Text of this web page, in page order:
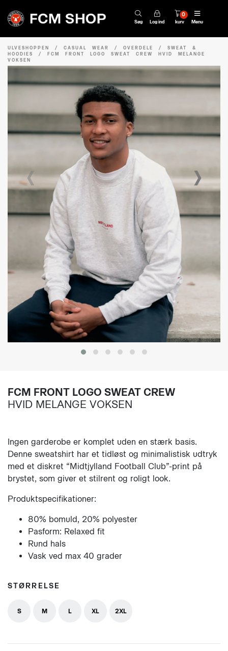
Søg Log ind kurv
0
Menu
ULVESHOPPEN / CASUAL WEAR / OVERDELE / SWEAT &
HOODIES
/ FCM FRONT LOGO SWEAT CREW HVID MELANGE
VOKSEN
‹ ›
FCM FRONT LOGO SWEAT CREW
HVID MELANGE VOKSEN
Ingen garderobe er komplet uden en stærk basis.
Denne sweatshirt har et tidløst og minimalistisk udtryk
med et diskret “Midtjylland Football Club”-print på
brystet, som giver et stilrent og roligt look.
Produktspecifikationer:
80% bomuld, 20% polyester
Pasform: Relaxed fit
Rund hals
Vask ved max 40 grader
STØRRELSE
S M L XL 2XL